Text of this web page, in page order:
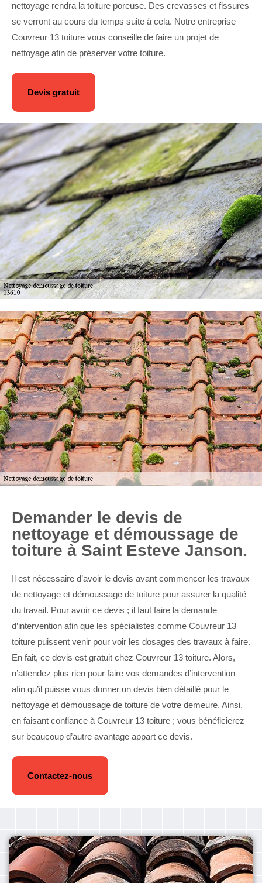
nettoyage rendra la toiture poreuse. Des crevasses et fissures
se verront au cours du temps suite à cela. Notre entreprise
Couvreur 13 toiture vous conseille de faire un projet de
nettoyage afin de préserver votre toiture.
Devis gratuit
Demander le devis de
nettoyage et démoussage de
toiture à Saint Esteve Janson.
Il est nécessaire d’avoir le devis avant commencer les travaux
de nettoyage et démoussage de toiture pour assurer la qualité
du travail. Pour avoir ce devis ; il faut faire la demande
d’intervention afin que les spécialistes comme Couvreur 13
toiture puissent venir pour voir les dosages des travaux à faire.
En fait, ce devis est gratuit chez Couvreur 13 toiture. Alors,
n’attendez plus rien pour faire vos demandes d’intervention
afin qu’il puisse vous donner un devis bien détaillé pour le
nettoyage et démoussage de toiture de votre demeure. Ainsi,
en faisant confiance à Couvreur 13 toiture ; vous bénéficierez
sur beaucoup d’autre avantage appart ce devis.
Contactez-nous